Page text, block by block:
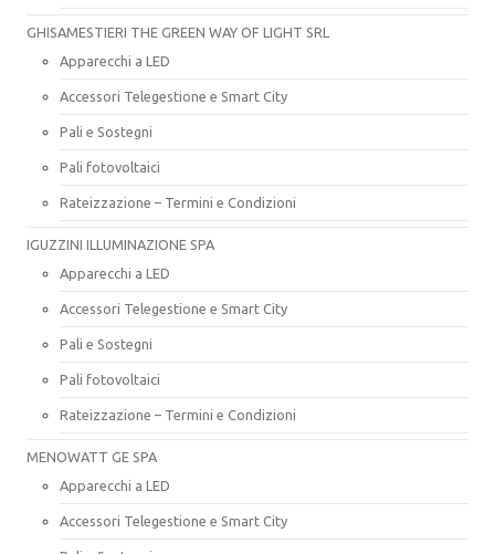
GHISAMESTIERI THE GREEN WAY OF LIGHT SRL
Apparecchi a LED
Accessori Telegestione e Smart City
Pali e Sostegni
Pali fotovoltaici
Rateizzazione – Termini e Condizioni
IGUZZINI ILLUMINAZIONE SPA
Apparecchi a LED
Accessori Telegestione e Smart City
Pali e Sostegni
Pali fotovoltaici
Rateizzazione – Termini e Condizioni
MENOWATT GE SPA
Apparecchi a LED
Accessori Telegestione e Smart City